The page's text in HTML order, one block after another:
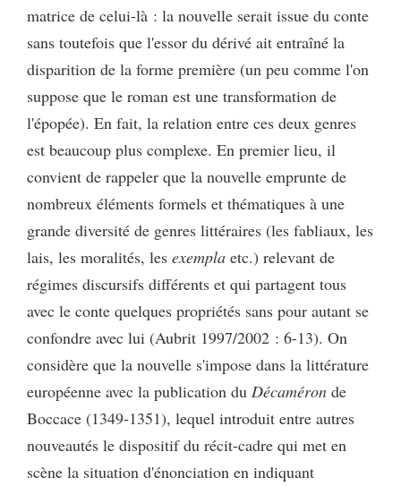
matrice de celui-là : la nouvelle serait issue du conte
sans toutefois que l'essor du dérivé ait entraîné la
disparition de la forme première (un peu comme l'on
suppose que le roman est une transformation de
l'épopée). En fait, la relation entre ces deux genres
est beaucoup plus complexe. En premier lieu, il
convient de rappeler que la nouvelle emprunte de
nombreux éléments formels et thématiques à une
grande diversité de genres littéraires (les fabliaux, les
lais, les moralités, les exempla etc.) relevant de
régimes discursifs différents et qui partagent tous
avec le conte quelques propriétés sans pour autant se
confondre avec lui (Aubrit 1997/2002 : 6-13). On
considère que la nouvelle s'impose dans la littérature
européenne avec la publication du Décaméron de
Boccace (1349-1351), lequel introduit entre autres
nouveautés le dispositif du récit-cadre qui met en
scène la situation d'énonciation en indiquant